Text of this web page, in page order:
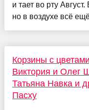
и тает во рту
но в воздухе всё
Корзины с
Виктория и Олег
Татьяна Навка и
Пасху